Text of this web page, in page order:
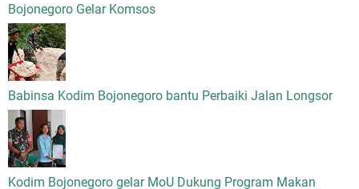
Bojonegoro Gelar Komsos
Babinsa Kodim Bojonegoro bantu Perbaiki Jalan Longsor
Kodim Bojonegoro gelar MoU Dukung Program Makan